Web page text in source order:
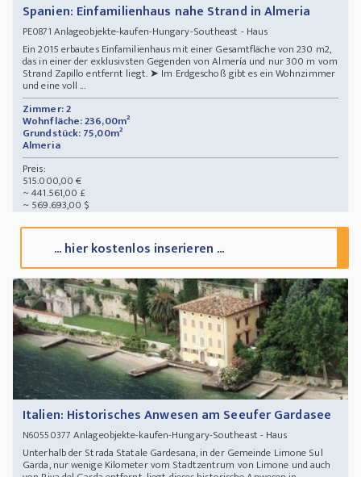
Spanien: Einfamilienhaus nahe Strand in Almeria
PE0871 Anlageobjekte-kaufen-Hungary-Southeast - Haus
Ein 2015 erbautes Einfamilienhaus mit einer Gesamtfläche von 230 m2,
das in einer der exklusivsten Gegenden von Almería und nur 300 m vom
Strand Zapillo entfernt liegt. ➤ Im Erdgeschoß gibt es ein Wohnzimmer
und eine voll ...
Zimmer: 2
Wohnfläche: 236,00m²
Grundstück: 75,00m²
Almeria
Preis:
515.000,00 €
~ 441.561,00 £
~ 569.693,00 $
... hier kostenlos inserieren ...
Italien: Historisches Anwesen am Seeufer Gardasee
N60550377 Anlageobjekte-kaufen-Hungary-Southeast - Haus
Unterhalb der Strada Statale Gardesana, in der Gemeinde Limone Sul
Garda, nur wenige Kilometer vom Stadtzentrum von Limone und auch